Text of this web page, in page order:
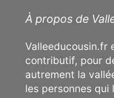
À propos de
Valleeducousin.fr
contributif, pour
autrement la
les personnes qui